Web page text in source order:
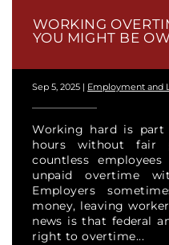
WORKING
YOU MIGHT BE
Sep 5, 2025 | Employment and
Working hard is
hours without fair
countless
unpaid overtime
Employers
money, leaving
news is that federal
right to overtime...